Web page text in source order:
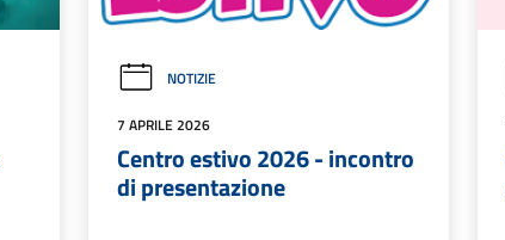
NOTIZIE
7 APRILE 2026
Centro estivo 2026 - incontro
di presentazione